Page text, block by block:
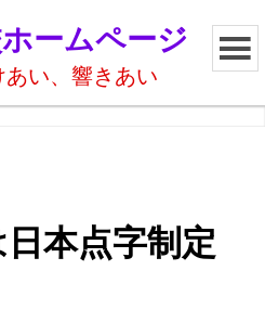
ームページ
い、響きあい
本点字制定